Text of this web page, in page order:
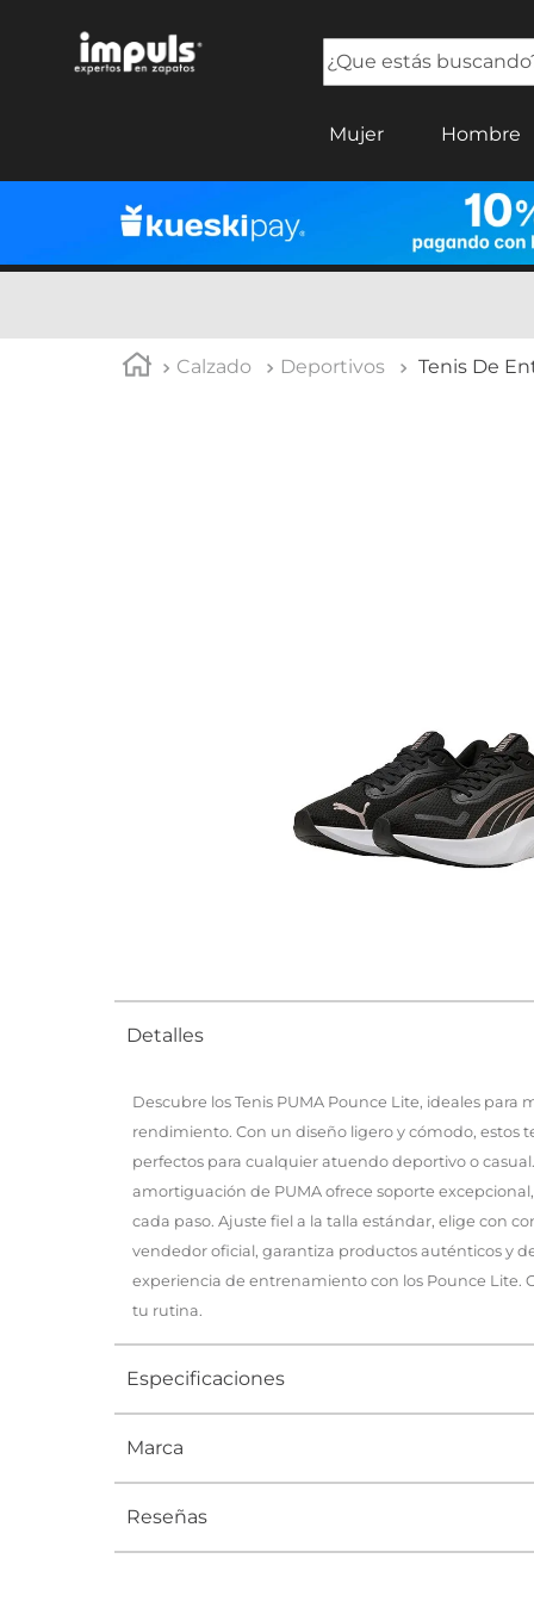
Mujer Hombre
Calzado Deportivos Tenis De
Detalles
Descubre los Tenis PUMA Pounce Lite, ideales para
rendimiento. Con un diseño ligero y cómodo, estos
perfectos para cualquier atuendo deportivo o
amortiguación de PUMA ofrece soporte
cada paso. Ajuste fiel a la talla estándar, elige con
vendedor oficial, garantiza productos auténticos y
experiencia de entrenamiento con los Pounce Lite.
tu rutina.
Especificaciones
Tipo
Marca
Reseñas
sandalias mujer
tenis hombre